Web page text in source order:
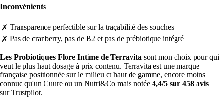
Inconvénients
✗ Transparence perfectible sur la traçabilité des souches
✗ Pas de cranberry, pas de B2 et pas de prébiotique intégré
Les Probiotiques Flore Intime de Terravita sont mon choix pour qui
veut le plus haut dosage à prix contenu. Terravita est une marque
française positionnée sur le milieu et haut de gamme, encore moins
connue qu'un Cuure ou un Nutri&Co mais notée 4,4/5 sur 458 avis
sur Trustpilot.